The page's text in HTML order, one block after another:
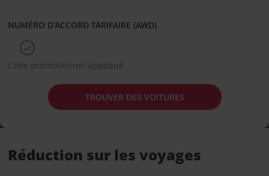
NUMÉRO D’ACCORD TARIFAIRE (AWD)
Code promotionnel appliqué
TROUVER DES VOITURES
Réduction sur les voyages